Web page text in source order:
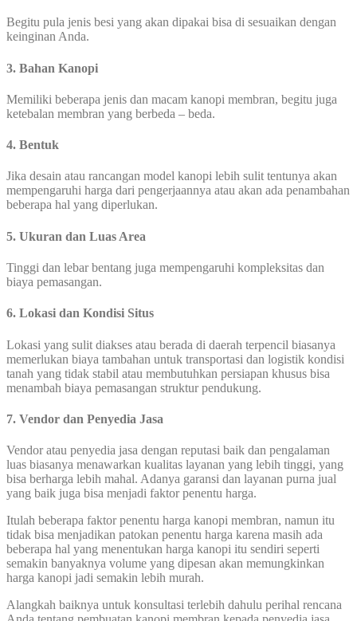
Begitu pula jenis besi yang akan dipakai bisa di sesuaikan dengan
keinginan Anda.
3. Bahan Kanopi
Memiliki beberapa jenis dan macam kanopi membran, begitu juga
ketebalan membran yang berbeda – beda.
4. Bentuk
Jika desain atau rancangan model kanopi lebih sulit tentunya akan
mempengaruhi harga dari pengerjaannya atau akan ada penambahan
beberapa hal yang diperlukan.
5. Ukuran dan Luas Area
Tinggi dan lebar bentang juga mempengaruhi kompleksitas dan
biaya pemasangan.
6. Lokasi dan Kondisi Situs
Lokasi yang sulit diakses atau berada di daerah terpencil biasanya
memerlukan biaya tambahan untuk transportasi dan logistik kondisi
tanah yang tidak stabil atau membutuhkan persiapan khusus bisa
menambah biaya pemasangan struktur pendukung.
7. Vendor dan Penyedia Jasa
Vendor atau penyedia jasa dengan reputasi baik dan pengalaman
luas biasanya menawarkan kualitas layanan yang lebih tinggi, yang
bisa berharga lebih mahal. Adanya garansi dan layanan purna jual
yang baik juga bisa menjadi faktor penentu harga.
Itulah beberapa faktor penentu harga kanopi membran, namun itu
tidak bisa menjadikan patokan penentu harga karena masih ada
beberapa hal yang menentukan harga kanopi itu sendiri seperti
semakin banyaknya volume yang dipesan akan memungkinkan
harga kanopi jadi semakin lebih murah.
Alangkah baiknya untuk konsultasi terlebih dahulu perihal rencana